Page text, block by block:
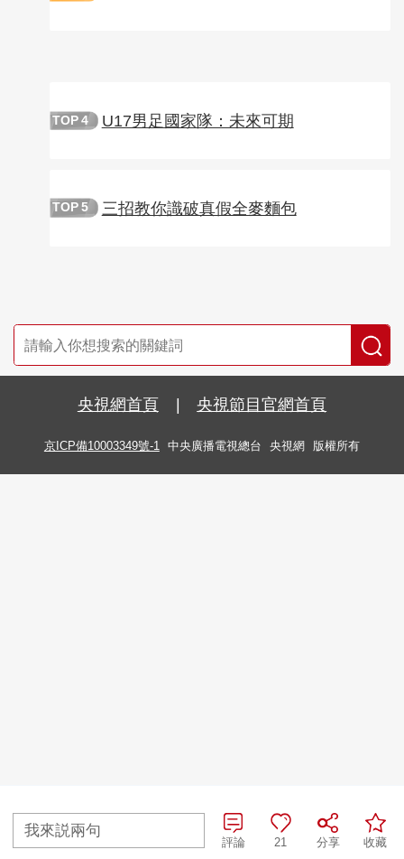
TOP 4 U17男足國家隊：未來可期
TOP 5 三招教你識破真假全麥麵包
我來説兩句
收藏
分享
21
評論
央視網首頁 | 央視節目官網首頁
京ICP備10003349號-1 中央廣播電視總台 央視網 版權所有